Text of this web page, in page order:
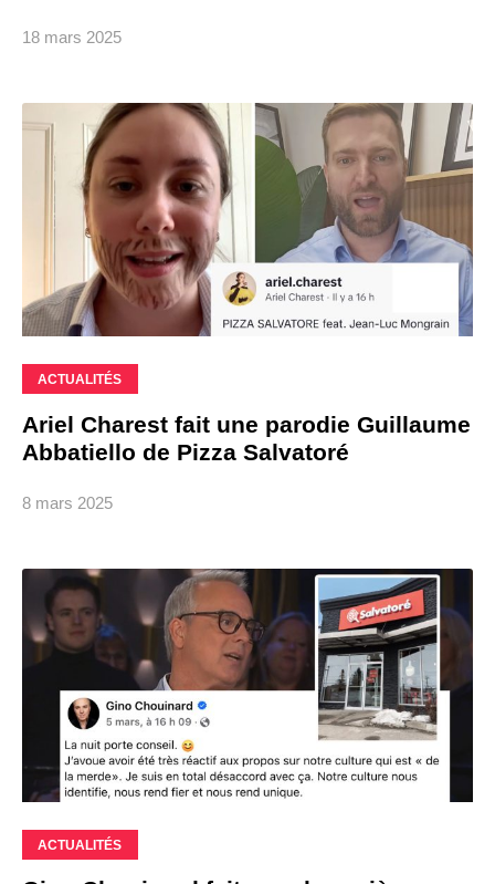
18 mars 2025
ACTUALITÉS
Ariel Charest fait une parodie Guillaume
Abbatiello de Pizza Salvatoré
8 mars 2025
ACTUALITÉS